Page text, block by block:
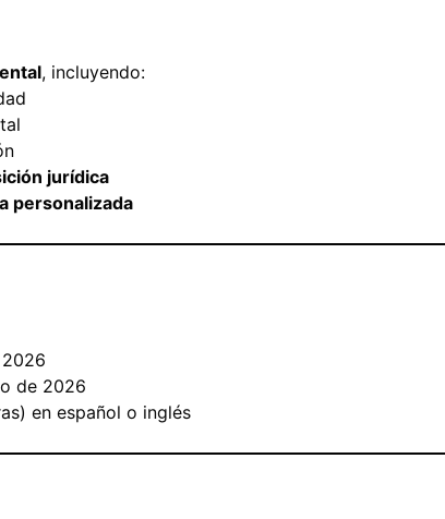
, incluyendo:
jurídica
personalizada
de 2026
en español o inglés